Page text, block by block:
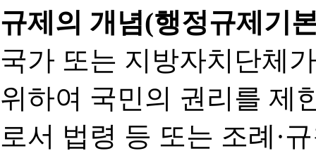
규제의 개념(행정규제기
국가 또는 지방자치단체
위하여 국민의 권리를 제
로서 법령 등 또는 조례·